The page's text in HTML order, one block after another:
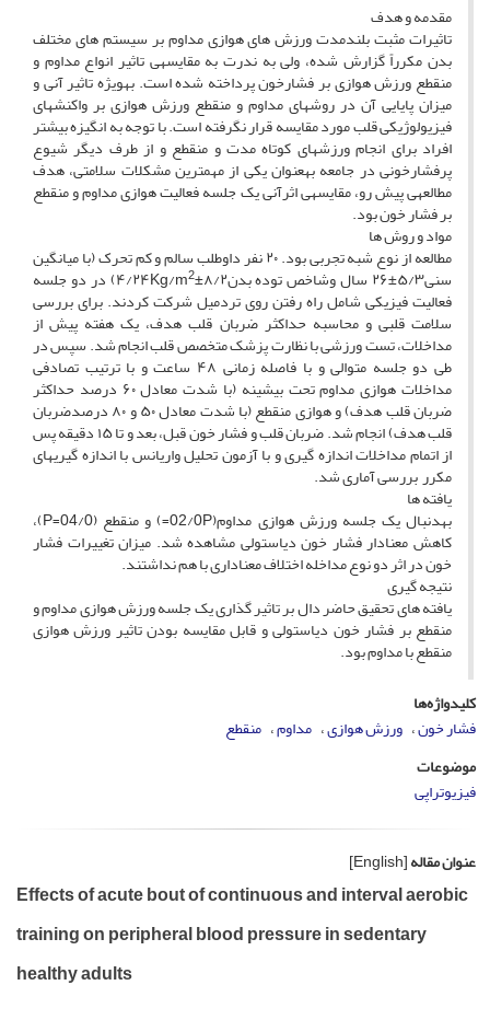
مقدمه و هدف
تاثیرات مثبت بلندمدت ورزش های هوازی مداوم بر سیستم های مختلف
بدن مکرراً گزارش شده، ولی به ندرت به مقایسه­ی تاثیر انواع مداوم و
منقطع ورزش هوازی بر فشارخون پرداخته شده است. به­ویژه تاثیر آنی و
میزان پایایی آن در روش­های مداوم و منقطع ورزش هوازی بر واکنش­های
فیزیولوژیکی قلب مورد مقایسه قرار نگرفته است. با توجه به انگیزه بیشتر
افراد برای انجام ورزش­های کوتاه مدت و منقطع و از طرف دیگر شیوع
پرفشارخونی در جامعه به­عنوان یکی از مهم­ترین مشکلات سلامتی، هدف
مطالعه­ی پیش رو، مقایسه­ی اثرآنی یک جلسه فعالیت هوازی مداوم و منقطع
بر فشار خون بود.
مواد و روش ها
مطالعه از نوع شبه تجربی بود. ۲۰ نفر داوطلب سالم و کم تحرک (با میانگین
سنی۵/۳±۲۶ سال وشاخص توده بدن۸/۲±۴/۲۴Kg/m 2 ) در دو جلسه
فعالیت فیزیکی شامل راه رفتن روی تردمیل شرکت کردند. برای بررسی
سلامت قلبی و محاسبه حداکثر ضربان قلب هدف، یک هفته پیش از
مداخلات، تست ورزشی با نظارت پزشک متخصص قلب انجام شد. سپس در
طی دو جلسه متوالی و با فاصله زمانی ۴۸ ساعت و با ترتیب تصادفی
مداخلات هوازی مداوم تحت بیشینه (با شدت معادل ۶۰ درصد حداکثر
ضربان قلب هدف) و هوازی منقطع (با شدت معادل ۵۰ و ۸۰ درصدضربان
قلب هدف) انجام شد. ضربان قلب و فشار خون قبل، بعد و تا ۱۵ دقیقه پس
از اتمام مداخلات اندازه گیری و با آزمون تحلیل واریانس با اندازه گیری­های
مکرر بررسی آماری شد.
یافته ها
به­دنبال یک جلسه ورزش هوازی مداوم(02/0P=) و منقطع (04/0=P)،
کاهش معنادار فشار خون دیاستولی مشاهده شد. میزان تغییرات فشار
خون در اثر دو نوع مداخله اختلاف معناداری با هم نداشتند.
نتیجه گیری
یافته های تحقیق حاضر دال بر تاثیر گذاری یک جلسه ورزش هوازی مداوم و
منقطع بر فشار خون دیاستولی و قابل مقایسه بودن تاثیر ورزش هوازی
منقطع با مداوم بود.
کلیدواژه‌ها
فشار خون ورزش هوازی مداوم منقطع
موضوعات
فیزیوتراپی
عنوان مقاله[English]
Effects of acute bout of continuous and interval aerobic
training on peripheral blood pressure in sedentary
healthy adults